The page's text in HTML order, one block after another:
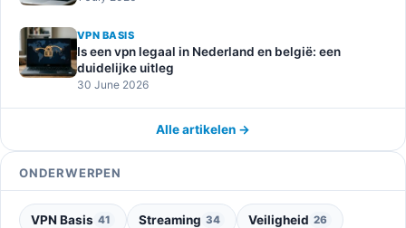
VPN BASIS
Is een vpn legaal in Nederland en belgië: een
duidelijke uitleg
30 June 2026
Alle artikelen →
ONDERWERPEN
VPN Basis 41 Streaming 34 Veiligheid 26